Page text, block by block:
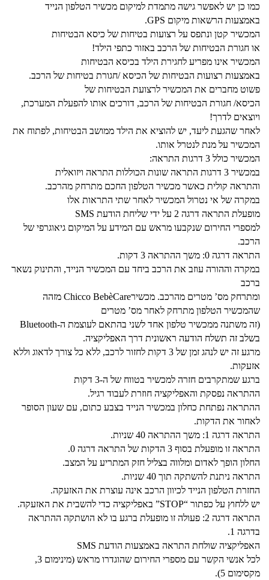
כמו כן יש לאפשר גישה מתמדת למיקום מכשיר הטלפון הנייד
באמצעות הרשאות מיקום GPS.
המכשיר קטן ונתפס על רצועות בטיחות של כיסא הבטיחות
או חגורת הבטיחות של הרכב באזור כתפי הילד!
המכשיר אינו מפריע לחגירת הילד בכיסא הבטיחות
באמצעות רצועות הבטיחות של הכיסא /חגורת בטיחות של הרכב.
פשוט מחברים את המכשיר לרצועת הבטיחות של
הכיסא/ חגורת הבטיחות של הרכב, דורכים אותו להפעלת המערכת,
ויוצאים לדרך!
לאחר שהגעת ליעד, יש להוציא את הילד ממושב הבטיחות, לפתוח את
המכשיר על מנת לנטרל אותו.
המכשיר כולל 3 דרגות התראה:
במכשיר 3 דרגות התראה שונות הכוללות התראה ויזואלית
והתראה קולית כאשר מכשיר הטלפון החכם מתרחק מהרכב.
במקרה של אי נטרול המכשיר לאחר שתי התראות אלו
מופעלת התראה דרגה 2 על ידי שליחת הודעת SMS
למספרי החירום שנקבעו מראש עם המידע על המיקום גיאוגרפי של
הרכב.
התראה דרגה 0: משך ההתראה 3 דקות.
במקרה וההורה עוזב את הרכב ביחד עם המכשיר הנייד, והתינוק נשאר
ברכב
ומתרחק מס’ מטרים מהרכב. מכשירChicco BebèCare מזהה
שהמכשיר הטלפון מתרחק לאחר מס’ מטרים
(זה משתנה ממכשיר טלפון אחד לשני בהתאם לעוצמת ה-Bluetooth
בשלב זה תשלח הודעה ראשונית דרך האפליקציה.
מרגע זה יש לנהג זמן של 3 דקות לחזור לרכב, ללא כל צורך לדאוג וללא
אזעקות.
ברגע שמתקרבים חזרה למכשיר בטווח של ה-3 דקות
ההתראה נפסקת והאפליקציה חוזרת לעבוד רגיל.
ההתראה נפתחת כחלון במכשיר הנייד בצבע כתום, עם שעון הסופר
לאחור את הדקות.
התראה דרגה 1: משך ההתראה 40 שניות.
התראה זו מופעלת בסוף 3 הדקות של התראה דרגה 0.
החלון הופך לאדום ומלווה בצליל חזק המתריע על המצב.
התראה ניתנת להשתקה תוך 40 שניות.
החזרת הטלפון הנייד לכיוון הרכב אינה עוצרת את האזעקה.
יש ללחוץ על כפתור “STOP” באפליקציה כדי להשבית את האזעקה.
התראה דרגה 2: פעולה זו מופעלת ברגע בו לא הושתקה ההתראה
בדרגה 1.
האפליקציה שולחת התראה באמצעות הודעת SMS
לכל אנשי הקשר עם מספרי החירום שהוגדרו מראש (מינימום 3,
מקסימום 5).